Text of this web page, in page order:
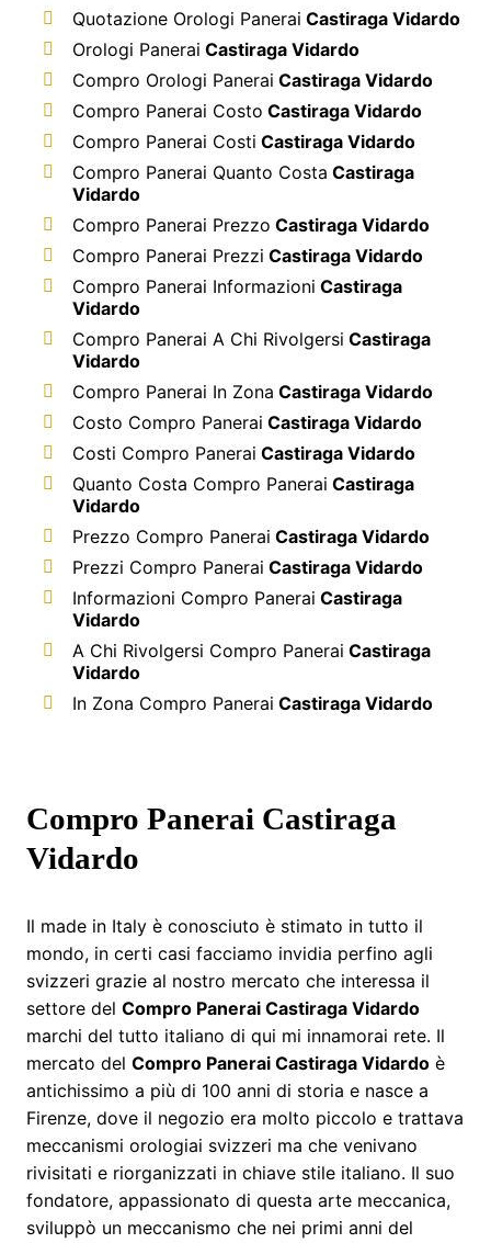
Quotazione Orologi Panerai Castiraga Vidardo
Orologi Panerai Castiraga Vidardo
Compro Orologi Panerai Castiraga Vidardo
Compro Panerai Costo Castiraga Vidardo
Compro Panerai Costi Castiraga Vidardo
Compro Panerai Quanto Costa Castiraga
Vidardo
Compro Panerai Prezzo Castiraga Vidardo
Compro Panerai Prezzi Castiraga Vidardo
Compro Panerai Informazioni Castiraga
Vidardo
Compro Panerai A Chi Rivolgersi Castiraga
Vidardo
Compro Panerai In Zona Castiraga Vidardo
Costo Compro Panerai Castiraga Vidardo
Costi Compro Panerai Castiraga Vidardo
Quanto Costa Compro Panerai Castiraga
Vidardo
Prezzo Compro Panerai Castiraga Vidardo
Prezzi Compro Panerai Castiraga Vidardo
Informazioni Compro Panerai Castiraga
Vidardo
A Chi Rivolgersi Compro Panerai Castiraga
Vidardo
In Zona Compro Panerai Castiraga Vidardo
Compro Panerai Castiraga
Vidardo
Il made in Italy è conosciuto è stimato in tutto il
mondo, in certi casi facciamo invidia perfino agli
svizzeri grazie al nostro mercato che interessa il
settore del Compro Panerai Castiraga Vidardo
marchi del tutto italiano di qui mi innamorai rete. Il
mercato del Compro Panerai Castiraga Vidardo è
antichissimo a più di 100 anni di storia e nasce a
Firenze, dove il negozio era molto piccolo e trattava
meccanismi orologiai svizzeri ma che venivano
rivisitati e riorganizzati in chiave stile italiano. Il suo
fondatore, appassionato di questa arte meccanica,
sviluppò un meccanismo che nei primi anni del